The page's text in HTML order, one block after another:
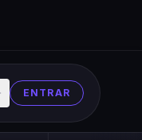
ENTRAR